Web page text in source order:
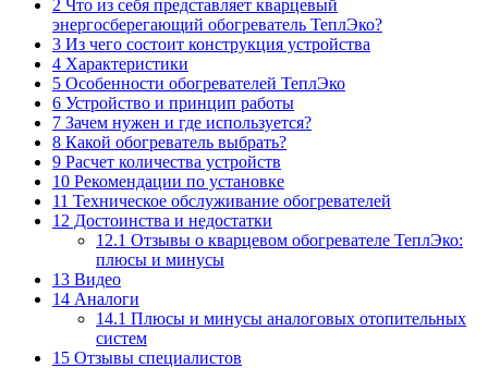
2 Что из себя представляет кварцевый
энергосберегающий обогреватель ТеплЭко?
3 Из чего состоит конструкция устройства
4 Характеристики
5 Особенности обогревателей ТеплЭко
6 Устройство и принцип работы
7 Зачем нужен и где используется?
8 Какой обогреватель выбрать?
9 Расчет количества устройств
10 Рекомендации по установке
11 Техническое обслуживание обогревателей
12 Достоинства и недостатки
12.1 Отзывы о кварцевом обогревателе ТеплЭко:
плюсы и минусы
13 Видео
14 Аналоги
14.1 Плюсы и минусы аналоговых отопительных
систем
15 Отзывы специалистов